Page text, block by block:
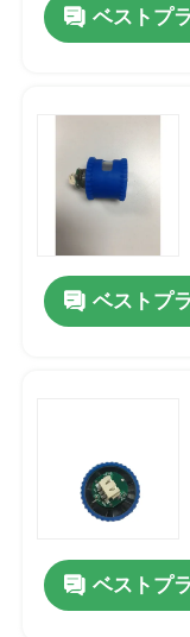
ベストプ
ベストプ
ベストプ